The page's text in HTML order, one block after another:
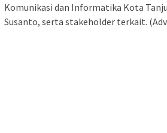
Komunikasi dan Informatika Kota
Susanto, serta stakeholder terkait.